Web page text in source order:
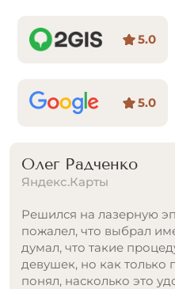
5.0
5.0
Олег Радченко
Яндекс.Карты
Решился на лазерную
пожалел, что выбрал
думал, что такие
девушек, но как только
понял, насколько это